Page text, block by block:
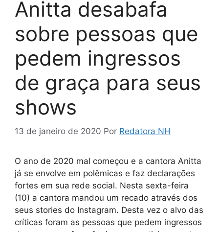
Anitta desabafa
sobre pessoas que
pedem ingressos
de graça para seus
shows
13 de janeiro de 2020 Por Redatora NH
O ano de 2020 mal começou e a cantora Anitta
já se envolve em polêmicas e faz declarações
fortes em sua rede social. Nesta sexta-feira
(10) a cantora mandou um recado através dos
seus stories do Instagram. Desta vez o alvo das
críticas foram as pessoas que pedem ingressos